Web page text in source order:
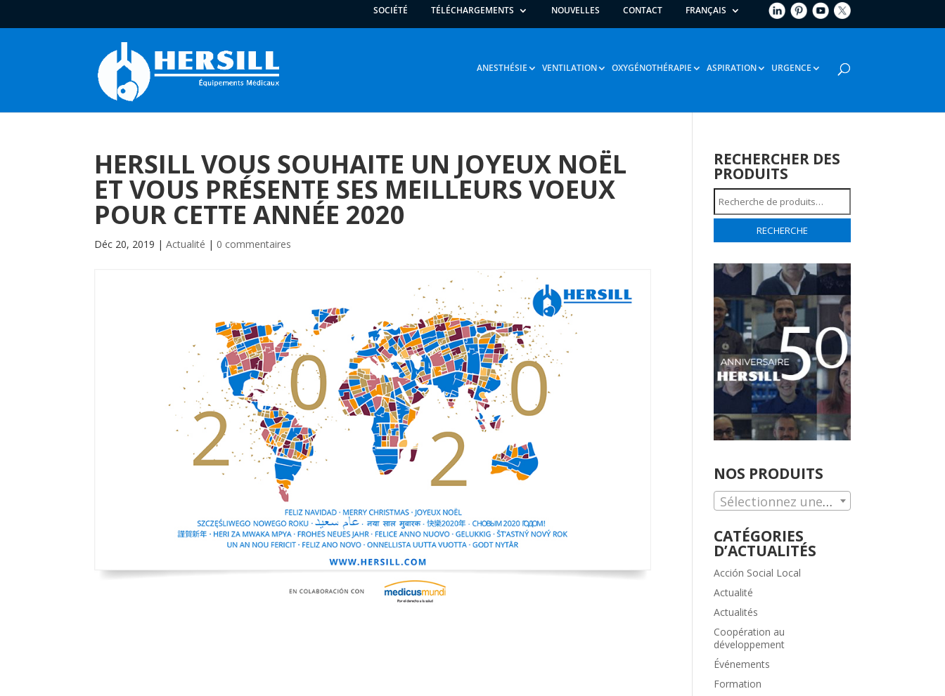
SOCIÉTÉ TÉLÉCHARGEMENTS NOUVELLES CONTACT FRANÇAIS
ANESTHÉSIE VENTILATION OXYGÉNOTHÉRAPIE ASPIRATION URGENCE
HERSILL VOUS SOUHAITE UN JOYEUX NOËL
ET VOUS PRÉSENTE SES MEILLEURS VOEUX
POUR CETTE ANNÉE 2020
Déc 20, 2019 |Actualité | 0 commentaires
RECHERCHER DES
PRODUITS
Recherche
pour :
RECHERCHE
NOS PRODUITS
Sélectionnez une catégorie.
CATÉGORIES
D’ACTUALITÉS
Acción Social Local
Actualité
Actualités
Coopération au
développement
Événements
Formation